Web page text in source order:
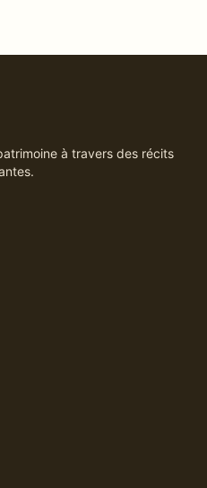
à travers des récits